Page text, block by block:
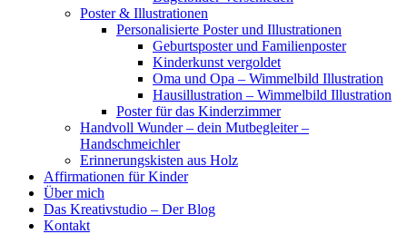
Poster & Illustrationen
Personalisierte Poster und Illustrationen
Geburtsposter und Familienposter
Kinderkunst vergoldet
Oma und Opa – Wimmelbild Illustration
Hausillustration – Wimmelbild Illustration
Poster für das Kinderzimmer
Handvoll Wunder – dein Mutbegleiter –
Handschmeichler
Erinnerungskisten aus Holz
Affirmationen für Kinder
Über mich
Das Kreativstudio – Der Blog
Kontakt